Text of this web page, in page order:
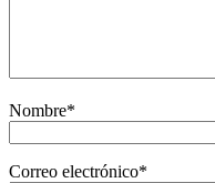
Nombre*
Correo electrónico*